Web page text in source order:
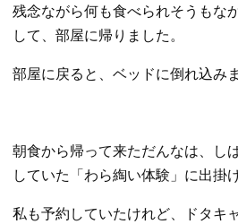
残念ながら何も食べられそうもな
して、部屋に帰りました。
部屋に戻ると、ベッドに倒れ込みま
朝食から帰って来ただんなは、し
していた「わら綯い体験」に出掛
私も予約していたけれど、ドタキ